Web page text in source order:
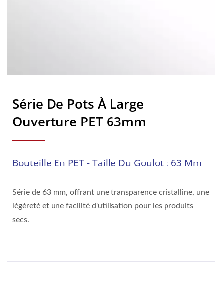
Série De Pots À Large
Ouverture PET 63mm
Bouteille En PET - Taille Du Goulot : 63 Mm
Série de 63 mm, offrant une transparence cristalline, une
légèreté et une facilité d'utilisation pour les produits
secs.